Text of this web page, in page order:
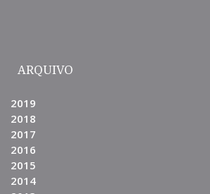
ARQUIVO
2019
2018
2017
2016
2015
2014